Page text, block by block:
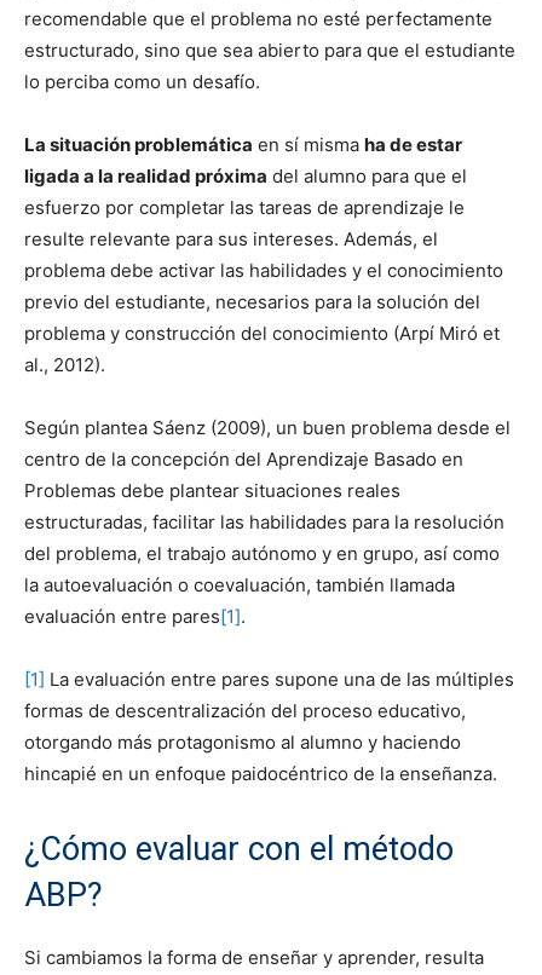
recomendable que el problema no esté perfectamente
estructurado, sino que sea abierto para que el estudiante
lo perciba como un desafío.
La situación problemática en sí misma ha de estar
ligada a la realidad próxima del alumno para que el
esfuerzo por completar las tareas de aprendizaje le
resulte relevante para sus intereses. Además, el
problema debe activar las habilidades y el conocimiento
previo del estudiante, necesarios para la solución del
problema y construcción del conocimiento (Arpí Miró et
al., 2012).
Según plantea Sáenz (2009), un buen problema desde el
centro de la concepción del Aprendizaje Basado en
Problemas debe plantear situaciones reales
estructuradas, facilitar las habilidades para la resolución
del problema, el trabajo autónomo y en grupo, así como
la autoevaluación o coevaluación, también llamada
evaluación entre pares[1].
[1] La evaluación entre pares supone una de las múltiples
formas de descentralización del proceso educativo,
otorgando más protagonismo al alumno y haciendo
hincapié en un enfoque paidocéntrico de la enseñanza.
¿Cómo evaluar con el método
ABP?
Si cambiamos la forma de enseñar y aprender, resulta